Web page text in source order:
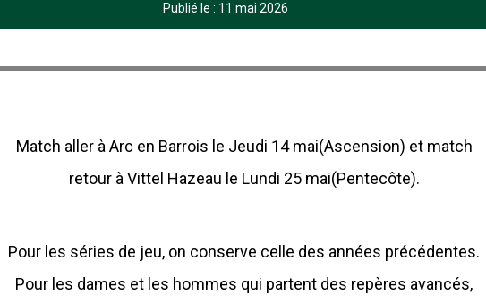
Publié le : 11 mai 2026
Match aller à Arc en Barrois le Jeudi 14 mai(Ascension) et match
retour à Vittel Hazeau le Lundi 25 mai(Pentecôte).
Pour les séries de jeu, on conserve celle des années précédentes.
Pour les dames et les hommes qui partent des repères avancés,